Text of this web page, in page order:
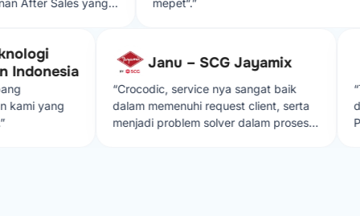
After Sales yang
ada kendala dalam
mepet“.”
yang
Janu – SCG Jayamix
“Crocodic, service nya sangat baik
dalam memenuhi request client, serta
menjadi problem solver dalam proses